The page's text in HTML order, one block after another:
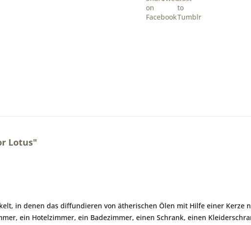
Lotus"
in denen das diffundieren von ätherischen Ölen mit Hilfe einer Kerze
ein Hotelzimmer, ein Badezimmer, einen Schrank, einen